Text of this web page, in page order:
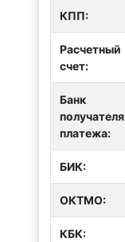
КПП:
Расчетный
счет:
Банк
получателя
платежа:
БИК:
ОКТMО:
КБК: